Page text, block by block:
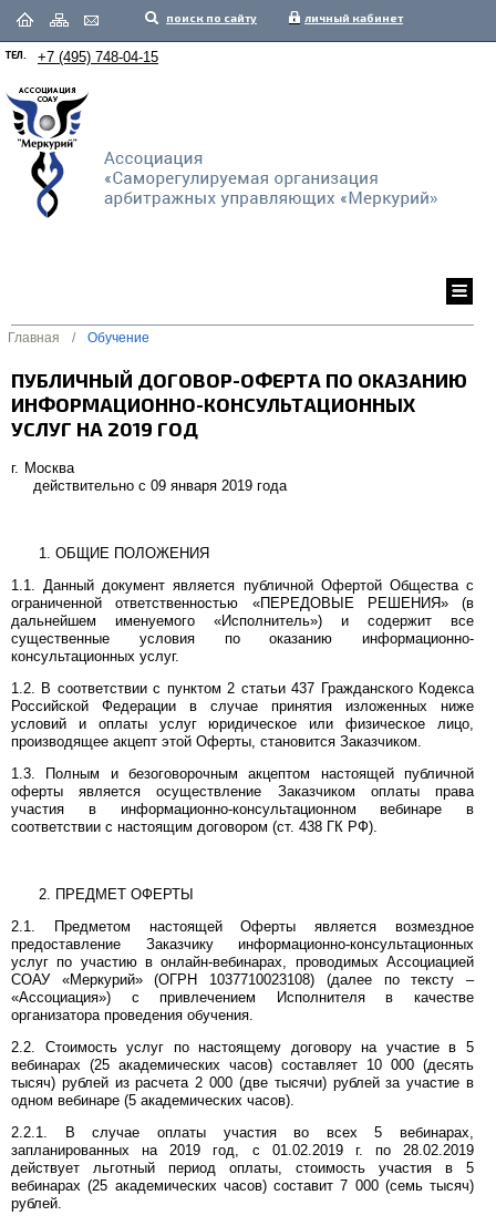
поиск по сайту личный кабинет
ТЕЛ. +7 (495) 748-04-15
Главная / Обучение
ПУБЛИЧНЫЙ ДОГОВОР-ОФЕРТА ПО ОКАЗАНИЮ
ИНФОРМАЦИОННО-КОНСУЛЬТАЦИОННЫХ
УСЛУГ НА 2019 ГОД
г. Москва
действительно с 09 января 2019 года
ОБЩИЕ ПОЛОЖЕНИЯ
1.1. Данный документ является публичной Офертой Общества с
ограниченной ответственностью «ПЕРЕДОВЫЕ РЕШЕНИЯ» (в
дальнейшем именуемого «Исполнитель») и содержит все
существенные условия по оказанию информационно-
консультационных услуг.
1.2. В соответствии с пунктом 2 статьи 437 Гражданского Кодекса
Российской Федерации в случае принятия изложенных ниже
условий и оплаты услуг юридическое или физическое лицо,
производящее акцепт этой Оферты, становится Заказчиком.
1.3. Полным и безоговорочным акцептом настоящей публичной
оферты является осуществление Заказчиком оплаты права
участия в информационно-консультационном вебинаре в
соответствии с настоящим договором (ст. 438 ГК РФ).
ПРЕДМЕТ ОФЕРТЫ
2.1. Предметом настоящей Оферты является возмездное
предоставление Заказчику информационно-консультационных
услуг по участию в онлайн-вебинарах, проводимых Ассоциацией
СОАУ «Меркурий» (ОГРН 1037710023108) (далее по тексту –
«Ассоциация») с привлечением Исполнителя в качестве
организатора проведения обучения.
2.2. Стоимость услуг по настоящему договору на участие в 5
вебинарах (25 академических часов) составляет 10 000 (десять
тысяч) рублей из расчета 2 000 (две тысячи) рублей за участие в
одном вебинаре (5 академических часов).
2.2.1. В случае оплаты участия во всех 5 вебинарах,
запланированных на 2019 год, с 01.02.2019 г. по 28.02.2019
действует льготный период оплаты, стоимость участия в 5
вебинарах (25 академических часов) составит 7 000 (семь тысяч)
рублей.